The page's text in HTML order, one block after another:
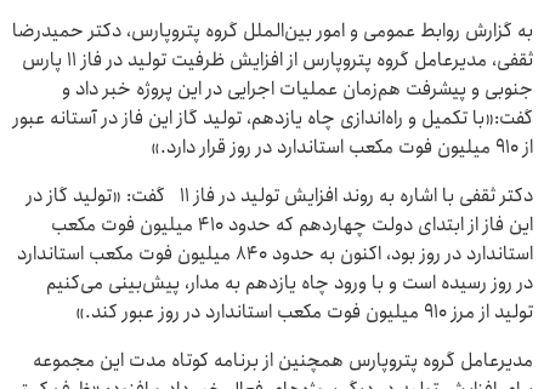
به گزارش روابط عمومی و امور بین‌الملل گروه پتروپارس، دکتر حمیدرضا
ثقفی، مدیرعامل گروه پتروپارس از افزایش ظرفیت تولید در فاز ۱۱ پارس
جنوبی و پیشرفت هم‌زمان عملیات اجرایی در این پروژه خبر داد و
گفت:«با تکمیل و راه‌اندازی چاه یازدهم، تولید گاز این فاز در آستانه عبور
از ۹۱۰ میلیون فوت مکعب استاندارد در روز قرار دارد.»
دکتر ثقفی با اشاره به روند افزایش تولید در فاز ۱۱ گفت: «تولید گاز در
این فاز از ابتدای دولت چهاردهم که حدود ۴۱۰ میلیون فوت مکعب
استاندارد در روز بود، اکنون به حدود ۸۴۰ میلیون فوت مکعب استاندارد
در روز رسیده است و با ورود چاه یازدهم به مدار، پیش‌بینی می‌کنیم
تولید از مرز ۹۱۰ میلیون فوت مکعب استاندارد در روز عبور کند.»
مدیرعامل گروه پتروپارس همچنین از برنامه کوتاه مدت این مجموعه